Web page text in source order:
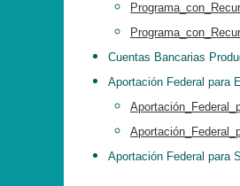
Cuentas Bancarias
Aportación Federal para
Aportación Federal para